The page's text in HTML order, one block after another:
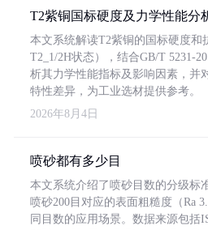
T2紫铜国标硬度及力学性能分
本文系统解读T2紫铜的国标硬度和
T2_1/2H状态），结合GB/T 5231-
析其力学性能指标及影响因素，并
特性差异，为工业选材提供参考。
2026年8月4日
喷砂都有多少目
本文系统介绍了喷砂目数的分级标
喷砂200目对应的表面粗糙度（Ra
同目数的应用场景。数据来源包括